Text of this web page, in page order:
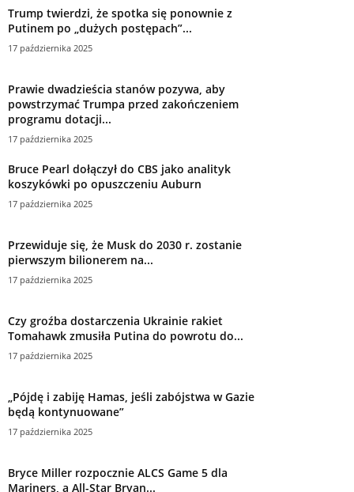
Prawie dwadzieścia stanów pozywa, aby
powstrzymać Trumpa przed zakończeniem
programu dotacji...
Bruce Pearl dołączył do CBS jako analityk
koszykówki po opuszczeniu Auburn
17 października 2025
Przewiduje się, że Musk do 2030 r. zostanie
pierwszym bilionerem na...
17 października 2025
Czy groźba dostarczenia Ukrainie rakiet
Tomahawk zmusiła Putina do powrotu do...
17 października 2025
„Pójdę i zabiję Hamas, jeśli zabójstwa w Gazie
będą kontynuowane”
17 października 2025
Bryce Miller rozpocznie ALCS Game 5 dla
Mariners, a All-Star Bryan...
17 października 2025
Trump przedstawia zniżki na leki do in vitro
aż do 79%...